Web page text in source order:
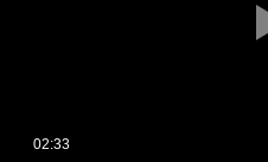
02:33